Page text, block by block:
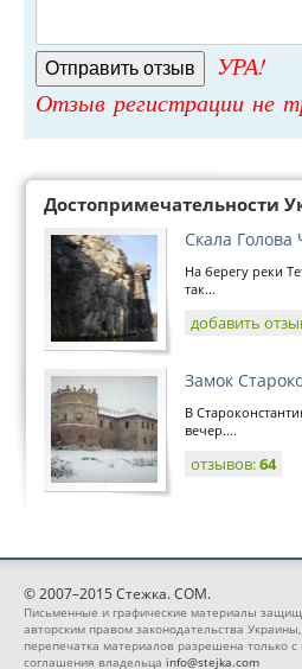
УРА!
Отзыв регистрации не
Достопримечательности
Скала Голова
На берегу реки
так...
добавить
Замок
В
вечер....
отзывов:64
© 2007–2015 Стежка. COM.
Письменные и графические материалы
авторским правом законодательства Украины,
перепечатка материалов разрешена только с
соглашения владельца info@stejka.com